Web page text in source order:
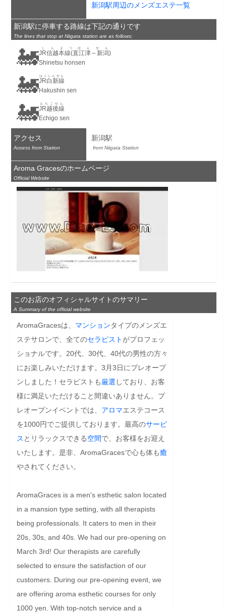
新潟駅周辺のメンズエステ一覧
新潟駅に停車する路線は下記の通りです
The lines that stop at Niigata station are as follows:
🚂JR信越本線(直江津～新潟)
しんえつほんせん
Shinetsu honsen
🚂JR白新線
はくしんせん
Hakushin sen
🚂JR越後線
えちごせん
Echigo sen
アクセス
Access from Station
新潟駅
from Niigata Station
Aroma Gracesのホームページ
Official Website
このお店のオフィシャルサイトのサマリー
A Summary of the official website
AromaGracesは、 マンションタイプのメンズエ
ステサロンで、全てのセラピスト がプロフェッ
ショナルです。20代、30代、40代の男性の方々
にお楽しみいただけます。3月3日にプレオープ
ンしました！セラピストも厳選 しており、お客
様に満足いただけること間違いありません。プ
レオープンイベントでは、 アロマエステコース
を1000円でご提供しております。最高のサービ
ス とリラックスできる空間で、お客様をお迎え
いたします。是非、AromaGracesで心も体も癒
やされてください。
AromaGraces is a men's esthetic salon located
in a mansion type setting, with all therapists
being professionals. It caters to men in their
20s, 30s, and 40s. We had our pre-opening on
March 3rd! Our therapists are carefully
selected to ensure the satisfaction of our
customers. During our pre-opening event, we
are offering aroma esthetic courses for only
1000 yen. With top-notch service and a